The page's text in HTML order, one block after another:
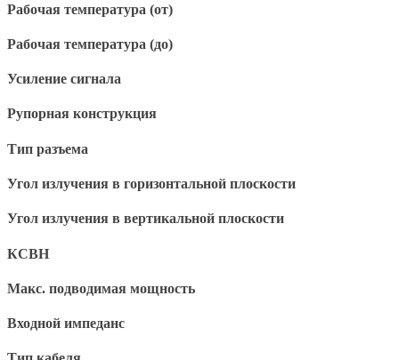
Рабочая температура (от)
Рабочая температура (до)
Усиление сигнала
Рупорная конструкция
Тип разъема
Угол излучения в горизонтальной плоскости
Угол излучения в вертикальной плоскости
КСВН
Макс. подводимая мощность
Входной импеданс